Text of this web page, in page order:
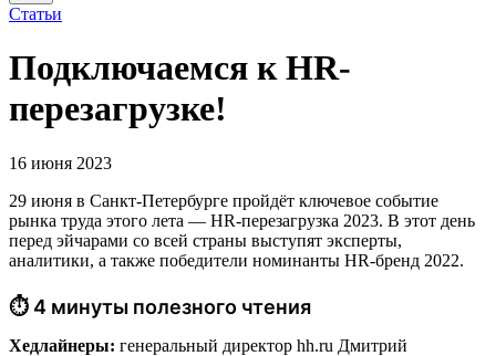
Статьи
Подключаемся к HR-
перезагрузке!
16 июня 2023
29 июня в Санкт-Петербурге пройдёт ключевое событие
рынка труда этого лета — HR-перезагрузка 2023. В этот день
перед эйчарами со всей страны выступят эксперты,
аналитики, а также победители номинанты HR-бренд 2022.
⏱ 4 минуты полезного чтения
Хедлайнеры: генеральный директор hh.ru Дмитрий